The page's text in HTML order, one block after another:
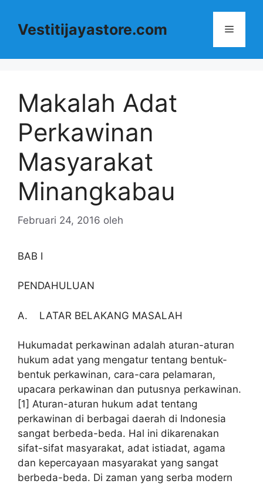
Vestitijayastore.com Menu
Makalah Adat
Perkawinan
Masyarakat
Minangkabau
Februari 24, 2016 oleh
BAB I
PENDAHULUAN
A. LATAR BELAKANG MASALAH
Hukumadat perkawinan adalah aturan-aturan
hukum adat yang mengatur tentang bentuk-
bentuk perkawinan, cara-cara pelamaran,
upacara perkawinan dan putusnya perkawinan.
[1] Aturan-aturan hukum adat tentang
perkawinan di berbagai daerah di Indonesia
sangat berbeda-beda. Hal ini dikarenakan
sifat-sifat masyarakat, adat istiadat, agama
dan kepercayaan masyarakat yang sangat
berbeda-beda. Di zaman yang serba modern